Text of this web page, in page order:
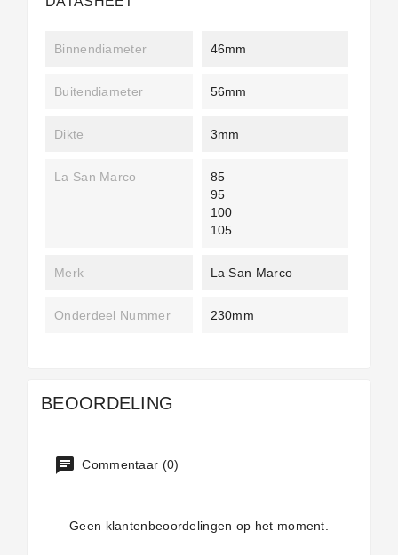
Binnendiameter 46mm
Buitendiameter 56mm
Dikte 3mm
La San Marco
85
95
100
105
Merk La San Marco
Onderdeel Nummer 230mm
BEOORDELING
Commentaar (0)
Geen klantenbeoordelingen op het moment.